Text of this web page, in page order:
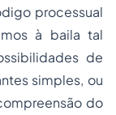
processual
à baila tal
de
simples, ou
do